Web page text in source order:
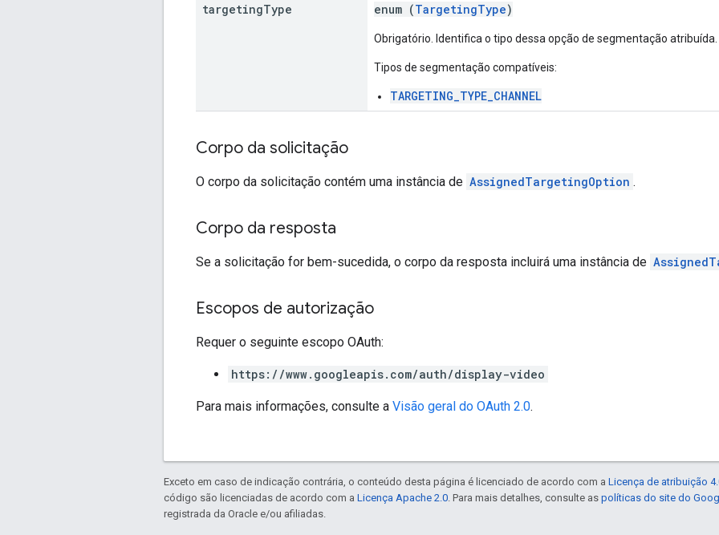
targetingType enum (TargetingType)
Obrigatório. Identifica o tipo dessa opção de segmentação atribuída.
Tipos de segmentação compatíveis:
TARGETING_TYPE_CHANNEL
Corpo da solicitação
O corpo da solicitação contém uma instância de AssignedTargetingOption .
Corpo da resposta
Se a solicitação for bem-sucedida, o corpo da resposta incluirá uma instância de
Escopos de autorização
Requer o seguinte escopo OAuth:
https://www.googleapis.com/auth/display-video
Para mais informações, consulte a Visão geral do OAuth 2.0.
Exceto em caso de indicação contrária, o conteúdo desta página é licenciado de acordo com a Licença de atribuição
código são licenciadas de acordo com a Licença Apache 2.0 . Para mais detalhes, consulte as políticas do site do
registrada da Oracle e/ou afiliadas.